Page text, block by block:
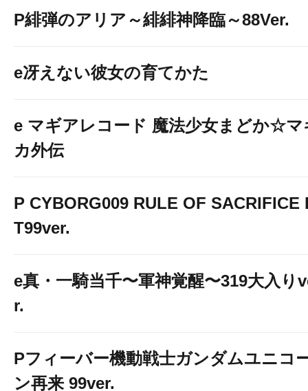
P緋弾のアリア～緋緋神降臨～88Ver.
e冴えない彼女の育てかた
e マギアレコード 魔法少女まどか☆マ
カ外伝
P CYBORG009 RULE OF SACRIFICE
T99ver.
e真・一騎当千〜軍神覚醒〜319大入り
r.
Pフィーバー機動戦士ガンダムユニコ
ン再来 99ver.